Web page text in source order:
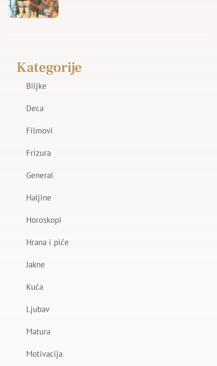
Kategorije
Biljke
Deca
Filmovi
Frizura
General
Haljine
Horoskopi
Hrana i piće
Jakne
Kuća
Ljubav
Matura
Motivacija